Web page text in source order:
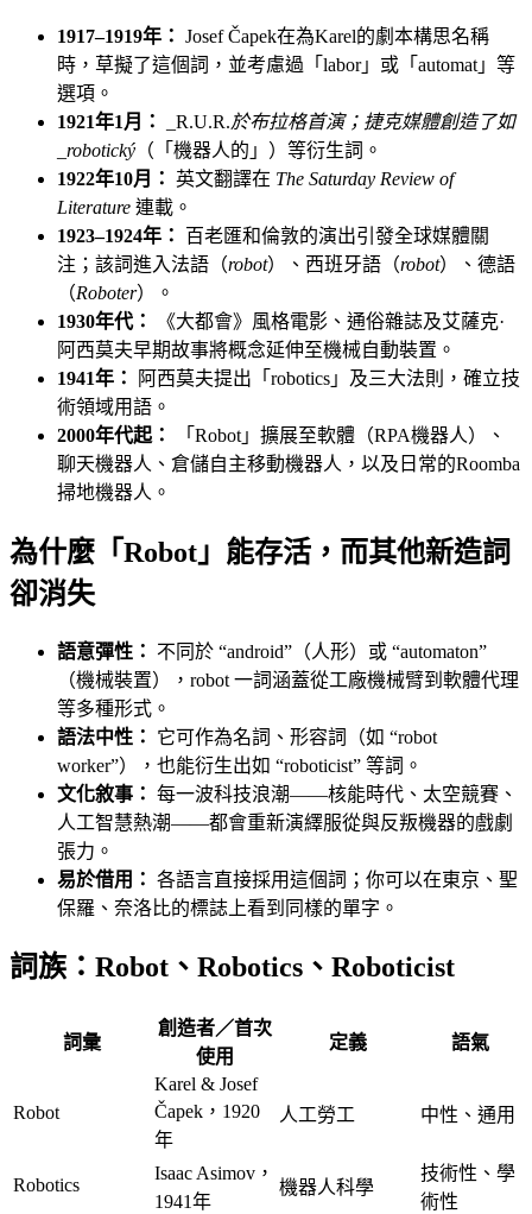
1917–1919年： Josef Čapek在為Karel的劇本構思名稱
時，草擬了這個詞，並考慮過「labor」或「automat」等
選項。
1921年1月：
_R.U.R.於布拉格首演；捷克媒體創造了如
_robotický （「機器人的」）等衍生詞。
1922年10月： 英文翻譯在 The Saturday Review of
Literature 連載。
1923–1924年：
百老匯和倫敦的演出引發全球媒體關
注；該詞進入法語（robot）、西班牙語（robot）、德語
（Roboter）。
1930年代：
《大都會》風格電影、通俗雜誌及艾薩克·
阿西莫夫早期故事將概念延伸至機械自動裝置。
1941年：
阿西莫夫提出「robotics」及三大法則，確立技
術領域用語。
2000年代起：
「Robot」擴展至軟體（RPA機器人）、
聊天機器人、倉儲自主移動機器人，以及日常的Roomba
掃地機器人。
為什麼「Robot」能存活，而其他新造詞
卻消失
語意彈性：
不同於 “android”（人形）或 “automaton”
（機械裝置），robot 一詞涵蓋從工廠機械臂到軟體代理
等多種形式。
語法中性：
它可作為名詞、形容詞（如 “robot
worker”），也能衍生出如 “roboticist” 等詞。
文化敘事： 每一波科技浪潮——核能時代、太空競賽、
人工智慧熱潮——都會重新演繹服從與反叛機器的戲劇
張力。
易於借用： 各語言直接採用這個詞；你可以在東京、聖
保羅、奈洛比的標誌上看到同樣的單字。
詞族：Robot、Robotics、Roboticist
詞彙
創造者／首次
使用
定義 語氣
Robot
Karel & Josef
Čapek，1920
年
人工勞工 中性、通用
Robotics
Isaac Asimov，
1941年
機器人科學
技術性、學
術性